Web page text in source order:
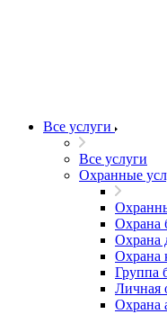
Все услуги
Все услуги
Охранные
Охрана
Охрана
Охрана
Группа
Личная
Охрана